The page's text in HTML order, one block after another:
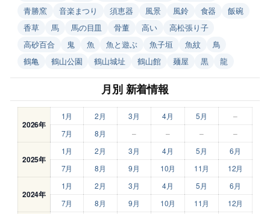
青勝窯
音楽まつり 須恵器 風景 風鈴 食器
飯碗
香草
馬 馬の目皿 骨董 高い
高松張り子
高砂百合
鬼 魚 魚と遊ぶ 魚子垣 魚紋
鳥
鶴亀
鶴山公園 鶴山城址 鶴山館 麺屋 黒 龍
月別 新着情報
2026年
1月 2月 3月 4月 5月
–
7月
8月 – – – –
2025年
1月 2月 3月 4月 5月
6月
7月
8月 9月 10月 11月 12月
2024年
1月 2月 3月 4月 5月
6月
7月
8月 9月 10月 11月 12月